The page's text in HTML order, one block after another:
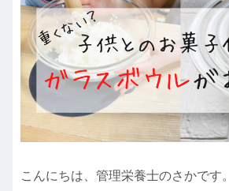
こんにちは、管理栄養士のさかです。